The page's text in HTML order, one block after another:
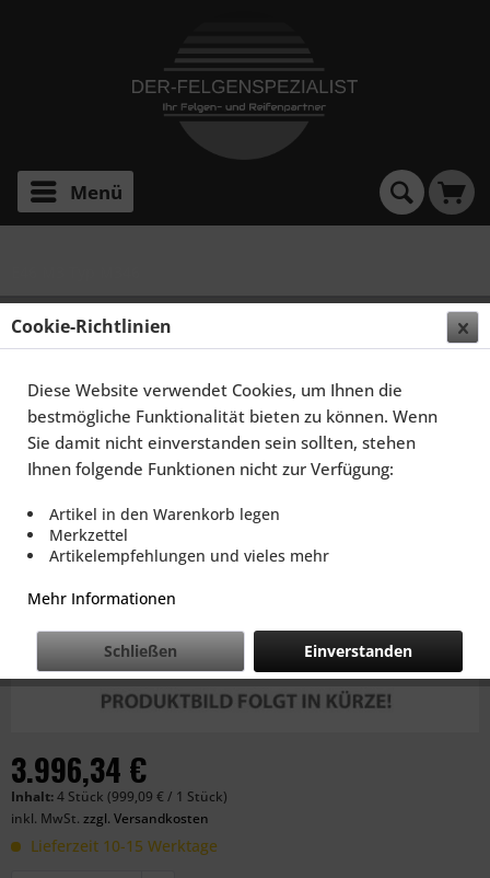
Menü
SCHMIDT FELGEN 18 ZOLL RACELITE FÜR BMW M
M3 E46, SATINBLACK
3.996,34 €
Inhalt:4 Stück (999,09 € / 1 Stück)
inkl. MwSt. zzgl. Versandkosten
Lieferzeit 10-15 Werktage
Cookie-Richtlinien
Diese Website verwendet Cookies, um Ihnen die
bestmögliche Funktionalität bieten zu können. Wenn
Sie damit nicht einverstanden sein sollten, stehen
Ihnen folgende Funktionen nicht zur Verfügung:
Artikel in den Warenkorb legen
Merkzettel
Artikelempfehlungen und vieles mehr
Mehr Informationen
Einverstanden
Schließen